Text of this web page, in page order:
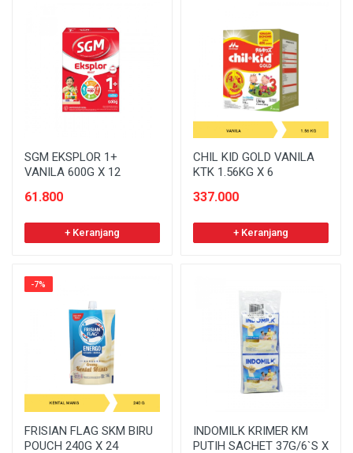
SGM EKSPLOR 1+
VANILA 600G X 12
61.800
+ Keranjang
CHIL KID GOLD VANILA
KTK 1.56KG X 6
337.000
+ Keranjang
-7%
FRISIAN FLAG SKM BIRU
POUCH 240G X 24
INDOMILK KRIMER KM
PUTIH SACHET 37G/6`S X